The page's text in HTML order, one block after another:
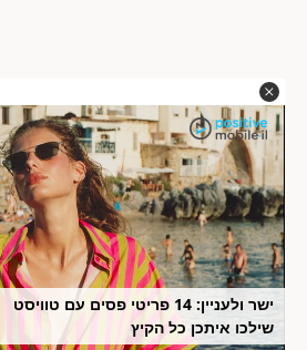
ישר ולעניין: 14 פריטי פסים עם טוויסט
שילכו איתכן כל הקיץ